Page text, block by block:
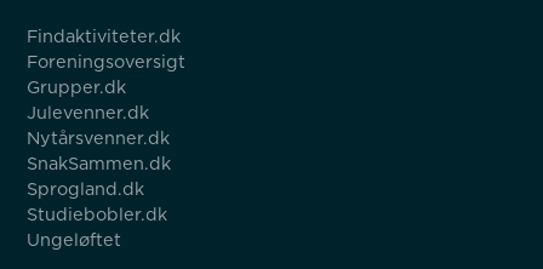
Findaktiviteter.dk
Foreningsoversigt
Grupper.dk
Julevenner.dk
Nytårsvenner.dk
SnakSammen.dk
Sprogland.dk
Studiebobler.dk
Ungeløftet